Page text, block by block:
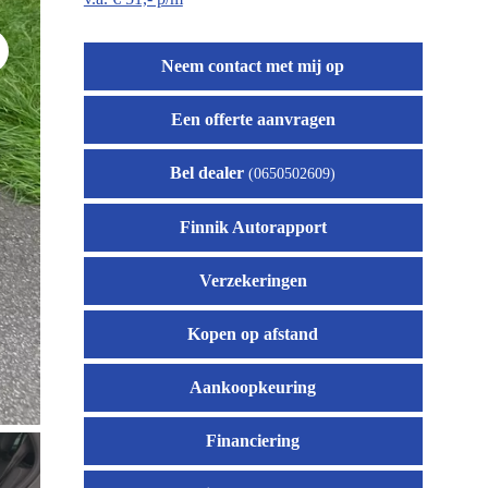
Neem contact met mij op
Een offerte aanvragen
Bel dealer(0650502609)
Finnik Autorapport
Verzekeringen
Kopen op afstand
Aankoopkeuring
Financiering